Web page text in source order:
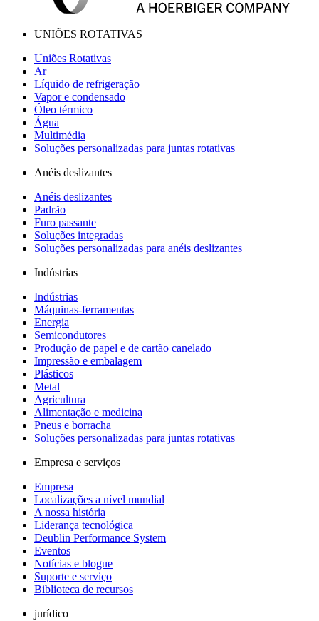
UNIÕES ROTATIVAS
Uniões Rotativas
Ar
Líquido de refrigeração
Vapor e condensado
Óleo térmico
Água
Multimédia
Soluções personalizadas para juntas rotativas
Anéis deslizantes
Anéis deslizantes
Padrão
Furo passante
Soluções integradas
Soluções personalizadas para anéis deslizantes
Indústrias
Indústrias
Máquinas-ferramentas
Energia
Semicondutores
Produção de papel e de cartão canelado
Impressão e embalagem
Plásticos
Metal
Agricultura
Alimentação e medicina
Pneus e borracha
Soluções personalizadas para juntas rotativas
Empresa e serviços
Empresa
Localizações a nível mundial
A nossa história
Liderança tecnológica
Deublin Performance System
Eventos
Notícias e blogue
Suporte e serviço
Biblioteca de recursos
jurídico